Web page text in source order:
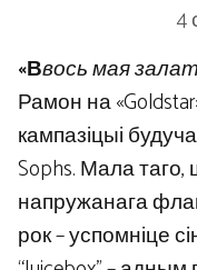
4
«Ввось мая
Рамон на
кампазіцыі
Sophs. Мала
напружанага
рок – успомніце